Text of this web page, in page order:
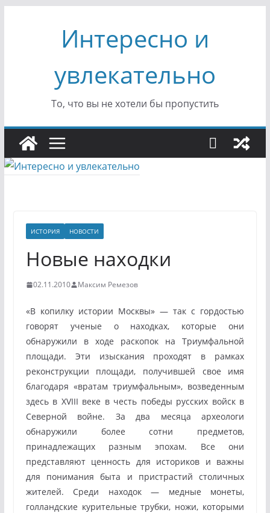
содержимомуИнтересно и
увлекательно
То, что вы не хотели бы пропустить
ИСТОРИЯ НОВОСТИ
Новые находки
02.11.2010 Максим Ремезов
«В копилку истории Москвы» — так с гордостью
говорят ученые о находках, которые они
обнаружили в ходе раскопок на Триумфальной
площади. Эти изыскания проходят в рамках
реконструкции площади, получившей свое имя
благодаря «вратам триумфальным», возведенным
здесь в XVIII веке в честь победы русских войск в
Северной войне. За два месяца археологи
обнаружили более сотни предметов,
принадлежащих разным эпохам. Все они
представляют ценность для историков и важны
для понимания быта и пристрастий столичных
жителей. Среди находок — медные монеты,
голландские курительные трубки, ножи, которыми